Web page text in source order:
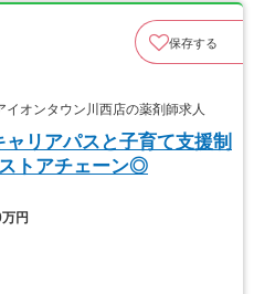
保存する
オンタウン川西店の薬剤師求人
ャリアパスと子育て支援制
トアチェーン◎
円